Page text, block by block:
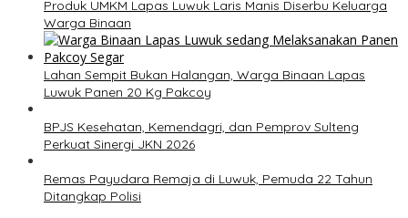
Produk UMKM Lapas Luwuk Laris Manis Diserbu Keluarga
Warga Binaan
Lahan Sempit Bukan Halangan, Warga Binaan Lapas
Luwuk Panen 20 Kg Pakcoy
BPJS Kesehatan, Kemendagri, dan Pemprov Sulteng
Perkuat Sinergi JKN 2026
Remas Payudara Remaja di Luwuk, Pemuda 22 Tahun
Ditangkap Polisi